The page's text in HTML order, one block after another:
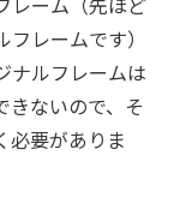
レームです）
ナルフレームは
きないので、そ
必要がありま